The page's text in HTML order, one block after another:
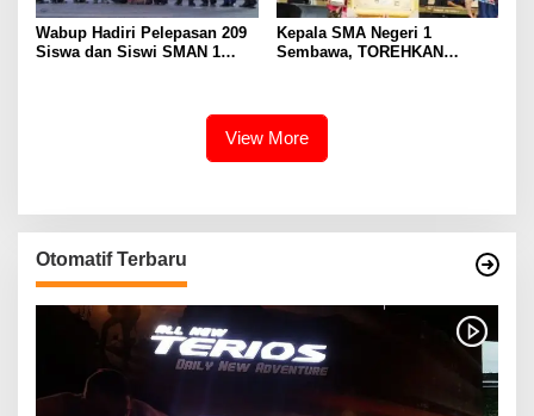
Wabup Hadiri Pelepasan 209
Siswa dan Siswi SMAN 1
Kepala SMA Negeri 1
Sembawa, TOREHKAN
View More
Otomatif Terbaru